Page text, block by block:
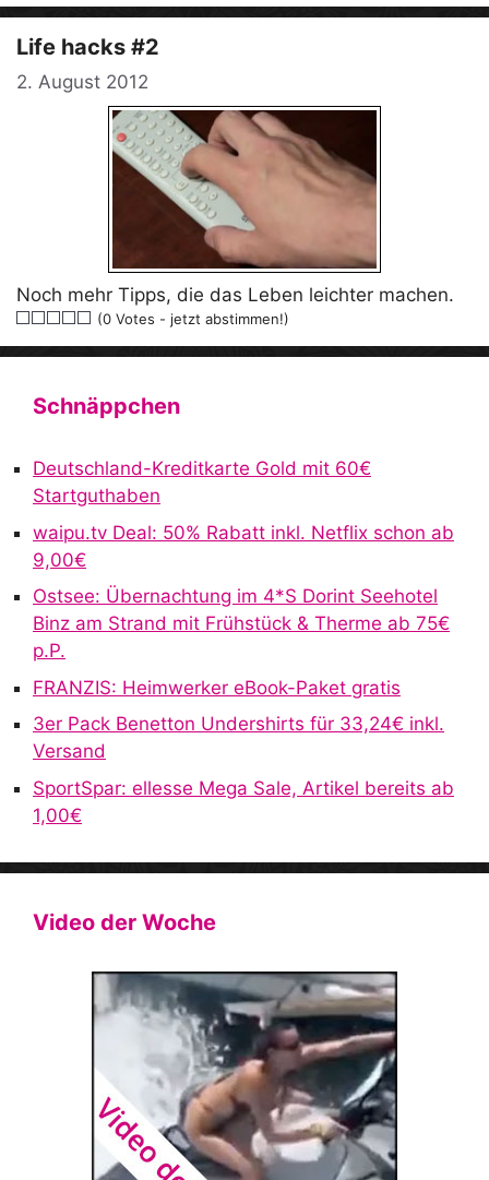
Life hacks #2
2. August 2012
Noch mehr Tipps, die das Leben leichter machen.
(0 Votes - jetzt abstimmen!)
Schnäppchen
Deutschland-Kreditkarte Gold mit 60€
Startguthaben
waipu.tv Deal: 50% Rabatt inkl. Netflix schon ab
9,00€
Ostsee: Übernachtung im 4*S Dorint Seehotel
Binz am Strand mit Frühstück & Therme ab 75€
p.P.
FRANZIS: Heimwerker eBook-Paket gratis
3er Pack Benetton Undershirts für 33,24€ inkl.
Versand
SportSpar: ellesse Mega Sale, Artikel bereits ab
1,00€
Video der Woche